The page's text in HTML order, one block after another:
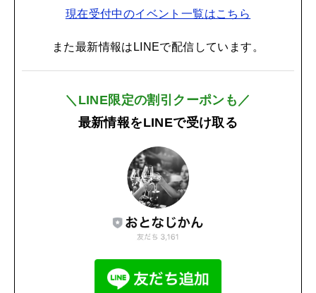
現在受付中のイベント一覧はこちら
また最新情報はLINEで配信しています。
＼LINE限定の割引クーポンも／
最新情報をLINEで受け取る